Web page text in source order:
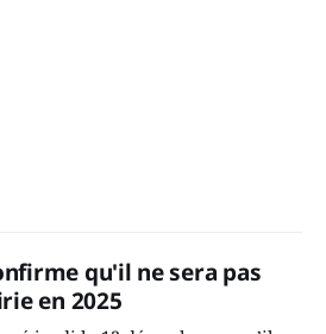
qu'il ne sera pas
en 2025